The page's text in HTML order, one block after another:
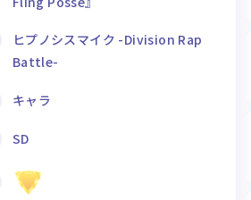
ヒプノシスマイク -Division Rap
Battle-
キャラ
SD